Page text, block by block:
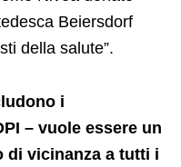
Beiersdorf
della salute”.
i
– vuole essere un
di vicinanza a tutti i